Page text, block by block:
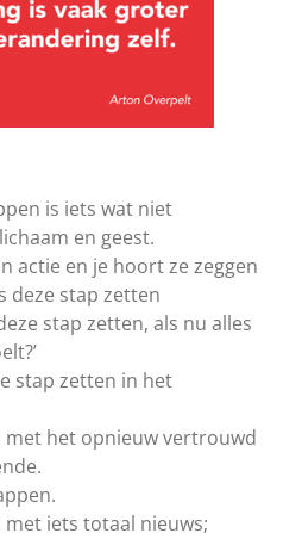
is iets wat niet
en geest.
actie en je hoort ze zeggen
deze stap zetten
stap zetten, als nu alles
stap zetten in het
met het opnieuw vertrouwd
iets totaal nieuws;